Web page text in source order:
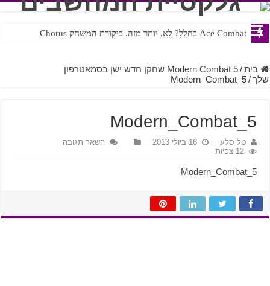
Ace Combat בחלל? לא, יותר מזה. ביקורת המשחק Chorus
Steven Universe והשירים שתורגמו בצורה נוראית לעברית
בית /
Modern Combat 5 שחקן חדש ישן בסמאטרפון
שלך /
Modern_Combat_5
Modern_Combat_5
טל סלע 16 ביולי 2013
השאר תגובה
12 צפיות
Modern_Combat_5